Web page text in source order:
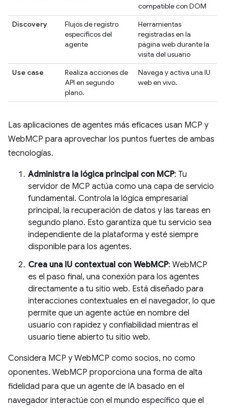
compatible con DOM
Discovery
Flujos de registro
específicos del
agente
Herramientas
registradas en la
página web durante la
visita del usuario
Use case
Realiza acciones de
API en segundo
plano.
Navega y activa una IU
web en vivo.
Las aplicaciones de agentes más eficaces usan MCP y
WebMCP para aprovechar los puntos fuertes de ambas
tecnologías.
Administra la lógica principal con MCP: Tu
servidor de MCP actúa como una capa de servicio
fundamental. Controla la lógica empresarial
principal, la recuperación de datos y las tareas en
segundo plano. Esto garantiza que tu servicio sea
independiente de la plataforma y esté siempre
disponible para los agentes.
Crea una IU contextual con WebMCP: WebMCP
es el paso final, una conexión para los agentes
directamente a tu sitio web. Está diseñado para
interacciones contextuales en el navegador, lo que
permite que un agente actúe en nombre del
usuario con rapidez y confiabilidad mientras el
usuario tiene abierto tu sitio web.
Considera MCP y WebMCP como socios, no como
oponentes. WebMCP proporciona una forma de alta
fidelidad para que un agente de IA basado en el
navegador interactúe con el mundo específico que el